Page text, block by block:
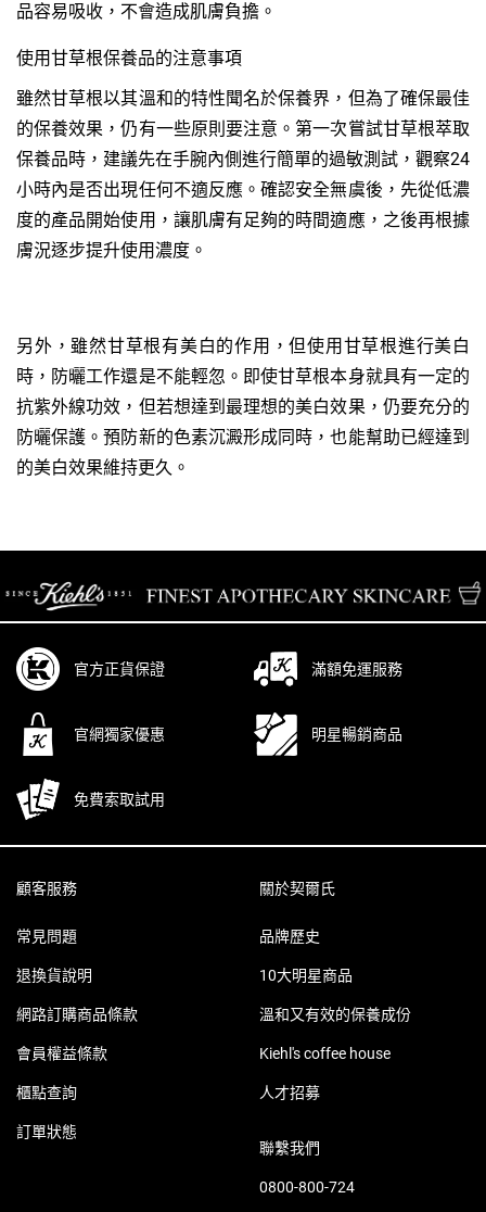
品容易吸收，不會造成肌膚負擔。
使用甘草根保養品的注意事項
雖然甘草根以其溫和的特性聞名於保養界，但為了確保最佳
的保養效果，仍有一些原則要注意。第一次嘗試甘草根萃取
保養品時，建議先在手腕內側進行簡單的過敏測試，觀察24
小時內是否出現任何不適反應。確認安全無虞後，先從低濃
度的產品開始使用，讓肌膚有足夠的時間適應，之後再根據
膚況逐步提升使用濃度。
另外，雖然甘草根有美白的作用，但使用甘草根進行美白
時，防曬工作還是不能輕忽。即使甘草根本身就具有一定的
抗紫外線功效，但若想達到最理想的美白效果，仍要充分的
防曬保護。預防新的色素沉澱形成同時，也能幫助已經達到
的美白效果維持更久。
官方正貨保證 滿額免運服務
官網獨家優惠 明星暢銷商品
免費索取試用
顧客服務
常見問題
退換貨說明
網路訂購商品條款
會員權益條款
櫃點查詢
訂單狀態
關於契爾氏
品牌歷史
10大明星商品
溫和又有效的保養成份
Kiehl's coffee house
人才招募
聯繫我們
0800-800-724